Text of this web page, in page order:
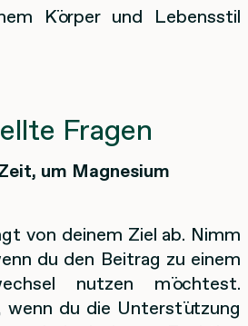
Körper und Lebensstil
Fragen
um Magnesium
von deinem Ziel ab. Nimm
du den Beitrag zu einem
nutzen möchtest.
wenn du die Unterstützung